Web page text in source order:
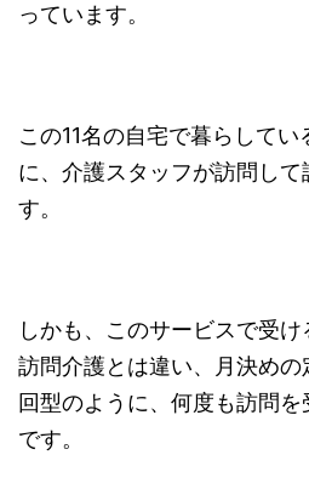
っています。
この11名の自宅で暮らして
に、介護スタッフが訪問し
す。
しかも、このサービスで受
訪問介護とは違い、月決め
回型のように、何度も訪問
です。